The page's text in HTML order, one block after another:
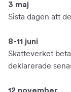
3 maj
Sista dagen att
8-11 juni
Skatteverket
deklarerade